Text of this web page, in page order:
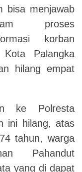
bisa menjawab
proses
korban
Palangka
hilang empat
ke Polresta
ini hilang, atas
tahun, warga
Pahandut
yang di dapat